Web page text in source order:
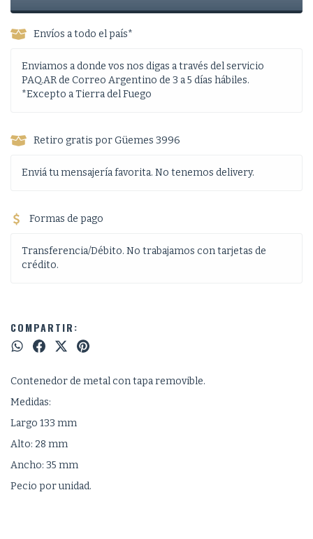
Envíos a todo el país*
Enviamos a donde vos nos digas a través del servicio
PAQ.AR de Correo Argentino de 3 a 5 días hábiles.
*Excepto a Tierra del Fuego
Retiro gratis por Güemes 3996
Enviá tu mensajería favorita. No tenemos delivery.
Formas de pago
Transferencia/Débito. No trabajamos con tarjetas de
crédito.
COMPARTIR:
Contenedor de metal con tapa removible.
Medidas:
Largo 133 mm
Alto: 28 mm
Ancho: 35 mm
Pecio por unidad.